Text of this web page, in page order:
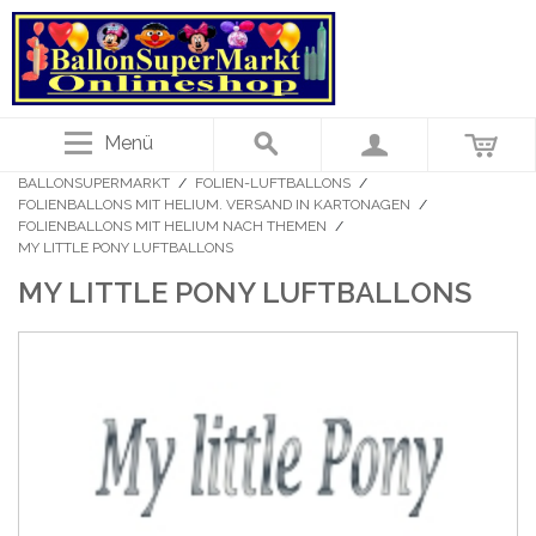
Menü
BALLONSUPERMARKT / FOLIEN-LUFTBALLONS /
FOLIENBALLONS MIT HELIUM. VERSAND IN KARTONAGEN /
FOLIENBALLONS MIT HELIUM NACH THEMEN /
MY LITTLE PONY LUFTBALLONS
MY LITTLE PONY LUFTBALLONS